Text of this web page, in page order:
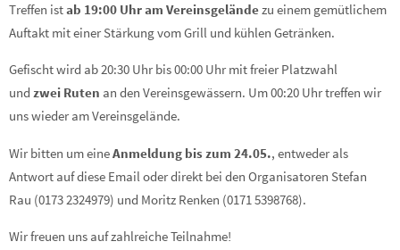
Treffen istab 19:00 Uhr am Vereinsgeländezu einem gemütlichem
Auftakt mit einer Stärkung vom Grill und kühlen Getränken.
Gefischt wird ab 20:30 Uhr bis 00:00 Uhr mit freier Platzwahl
und zwei Ruten an den Vereinsgewässern. Um 00:20 Uhr treffen wir
uns wieder am Vereinsgelände.
Wir bitten um eineAnmeldung bis zum 24.05., entweder als
Antwort auf diese Email oder direkt bei den Organisatoren Stefan
Rau (0173 2324979) und Moritz Renken (0171 5398768).
Wir freuen uns auf zahlreiche Teilnahme!